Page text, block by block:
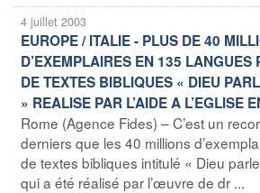
4 juillet 2003
EUROPE / ITALIE - PLUS DE 40
D’EXEMPLAIRES EN 135 LANGUES
DE TEXTES BIBLIQUES « DIEU
» REALISE PAR L’AIDE A L’EGLISE
Rome (Agence Fides) – C’est un
derniers que les 40 millions
de textes bibliques intitulé « Dieu
qui a été réalisé par l’œuvre de dr ...